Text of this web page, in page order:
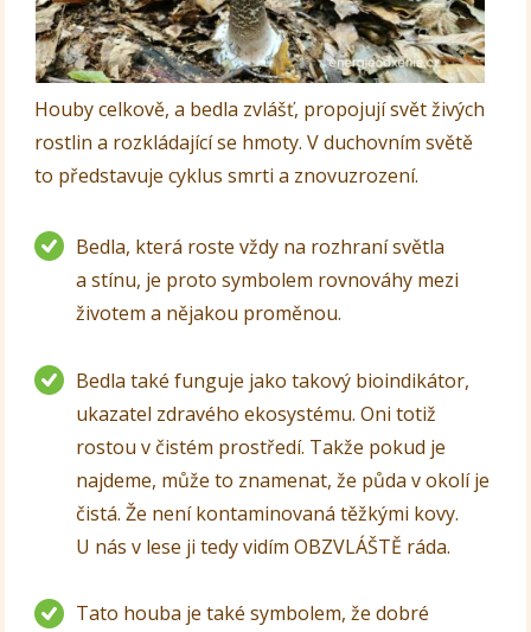
Houby celkově, a bedla zvlášť, propojují svět živých
rostlin a rozkládající se hmoty. V duchovním světě
to představuje cyklus smrti a znovuzrození.
Bedla, která roste vždy na rozhraní světla
a stínu, je proto symbolem rovnováhy mezi
životem a nějakou proměnou.
Bedla také funguje jako takový bioindikátor,
ukazatel zdravého ekosystému. Oni totiž
rostou v čistém prostředí. Takže pokud je
najdeme, může to znamenat, že půda v okolí je
čistá. Že není kontaminovaná těžkými kovy.
U nás v lese ji tedy vidím OBZVLÁŠTĚ ráda.
Tato houba je také symbolem, že dobré